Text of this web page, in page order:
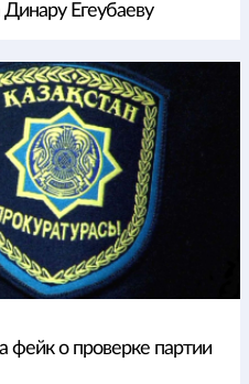
Егеубаеву
фейк о проверке партии